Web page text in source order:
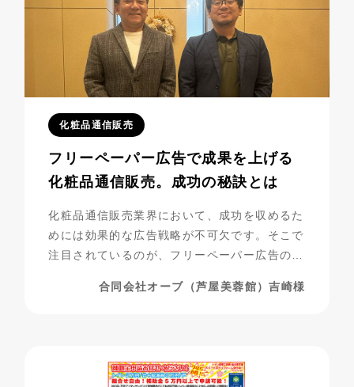
化粧品通信販売
フリーペーパー広告で成果を上げる
化粧品通信販売。成功の秘訣とは
化粧品通信販売業界において、成功を収めるた
めには効果的な広告戦略が不可欠です。そこで
注目されているのが、フリーペーパー広告の活
シニア層をターゲットにした化粧品通販を展開
合同会社オーブ（芦屋美蓉館）吉崎様